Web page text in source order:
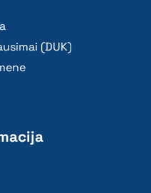
(DUK)